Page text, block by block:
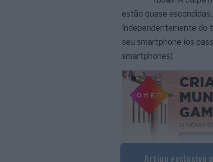
estão quase
Independentemente do
seu smartphone (os
smartphones).
Artigo exclusivo